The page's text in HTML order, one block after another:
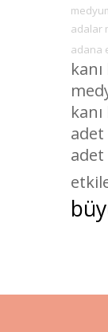
adalar
adana